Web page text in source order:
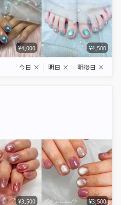
¥4,000 ¥4,500
今日 × 明日 × 明後日 ×
¥3,500 ¥3,500